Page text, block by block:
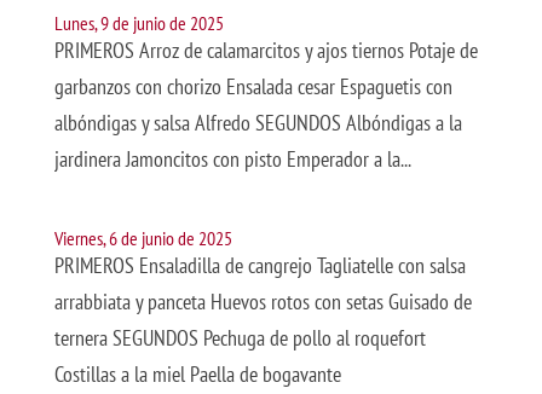
Lunes, 9 de junio de 2025
PRIMEROS Arroz de calamarcitos y ajos tiernos Potaje de
garbanzos con chorizo Ensalada cesar Espaguetis con
albóndigas y salsa Alfredo SEGUNDOS Albóndigas a la
jardinera Jamoncitos con pisto Emperador a la...
Viernes, 6 de junio de 2025
PRIMEROS Ensaladilla de cangrejo Tagliatelle con salsa
arrabbiata y panceta Huevos rotos con setas Guisado de
ternera SEGUNDOS Pechuga de pollo al roquefort
Costillas a la miel Paella de bogavante